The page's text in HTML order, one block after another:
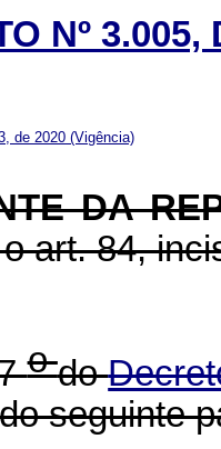
Nº
de 2020 (Vigência)
DA
art. 84,
odo
seguinte